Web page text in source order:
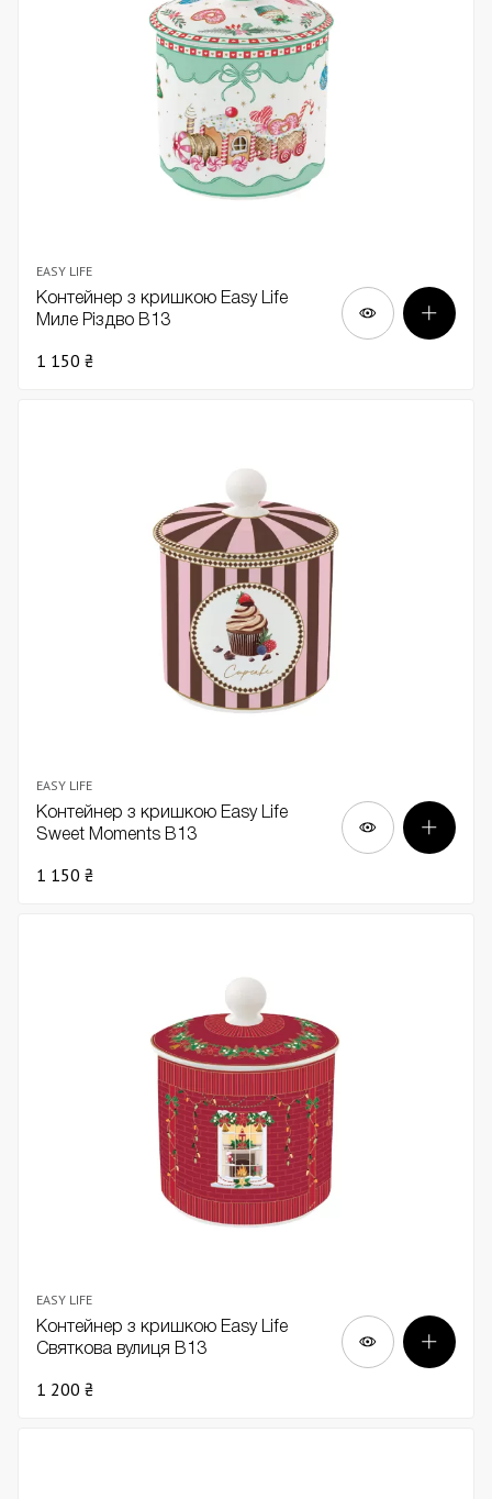
EASY LIFE
Контейнер з кришкою Easy Life
Миле Різдво В13
1 150 ₴
EASY LIFE
Контейнер з кришкою Easy Life
Sweet Moments В13
1 150 ₴
EASY LIFE
Контейнер з кришкою Easy Life
Святкова вулиця В13
1 200 ₴